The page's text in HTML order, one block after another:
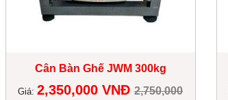
Cân Bàn Ghế JWM 300kg
Giá:2,350,000 VNĐ2,750,000